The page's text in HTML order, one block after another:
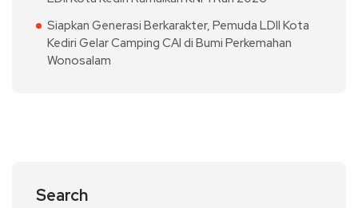
Siapkan Generasi Berkarakter, Pemuda LDII Kota
Kediri Gelar Camping CAI di Bumi Perkemahan
Wonosalam
Search